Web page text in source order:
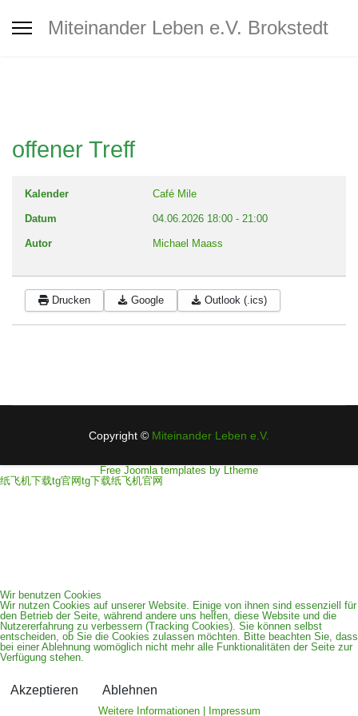
Miteinander Leben e.V. Brokstedt
- Spenden -
zurück
offener Treff
Kalender Café Mile
Datum 04.06.2026 18:00 - 21:00
Autor Michael Maass
Drucken Google Outlook (.ics)
Copyright © Miteinander Leben e.V.
Free Joomla templates by Ltheme
Wir benutzen Cookies
Wir nutzen Cookies auf unserer Website. Einige von ihnen sind essenziell für
den Betrieb der Seite, während andere uns helfen, diese Website und die
Nutzererfahrung zu verbessern (Tracking Cookies). Sie können selbst
entscheiden, ob Sie die Cookies zulassen möchten. Bitte beachten Sie, dass
bei einer Ablehnung womöglich nicht mehr alle Funktionalitäten der Seite zur
Verfügung stehen.
Akzeptieren Ablehnen
Weitere Informationen| Impressum
纸飞机下载tg官网tg下载纸飞机官网